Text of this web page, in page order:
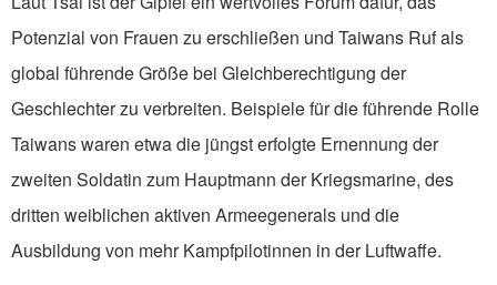
Potenzial von Frauen zu erschließen und Taiwans Ruf als
global führende Größe bei Gleichberechtigung der
Geschlechter zu verbreiten. Beispiele für die führende Rolle
Taiwans waren etwa die jüngst erfolgte Ernennung der
zweiten Soldatin zum Hauptmann der Kriegsmarine, des
dritten weiblichen aktiven Armeegenerals und die
Ausbildung von mehr Kampfpilotinnen in der Luftwaffe.